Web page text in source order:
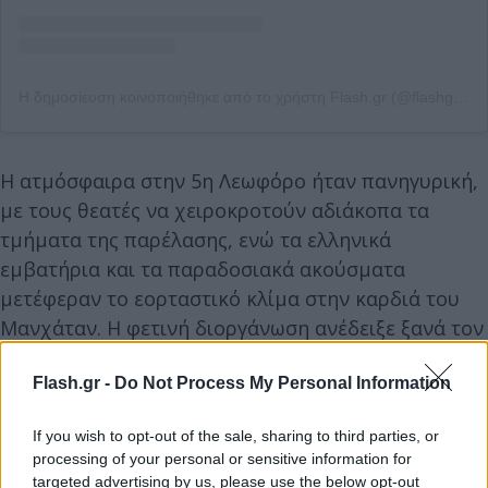
Flash.gr - Do Not Process My Personal Information
If you wish to opt-out of the sale, sharing to third parties, or
processing of your personal or sensitive information for
targeted advertising by us, please use the below opt-out
Η ατμόσφαιρα στην 5η Λεωφόρο ήταν πανηγυρική,
με τους θεατές να χειροκροτούν αδιάκοπα τα
τμήματα της παρέλασης, ενώ τα ελληνικά
εμβατήρια και τα παραδοσιακά ακούσματα
μετέφεραν το εορταστικό κλίμα στην καρδιά του
Μανχάταν. Η φετινή διοργάνωση ανέδειξε ξανά τον
ρόλο της ομογένειας ως ζωντανού φορέα της
ελληνικής ιστορίας και πολιτιστικής συνέχειας.